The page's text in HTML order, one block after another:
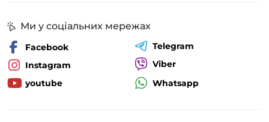
Ми у соціальних мережах
Facebook
Instagram
youtube
Telegram
Viber
Whatsapp